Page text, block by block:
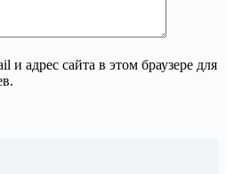
и адрес сайта в этом браузере для